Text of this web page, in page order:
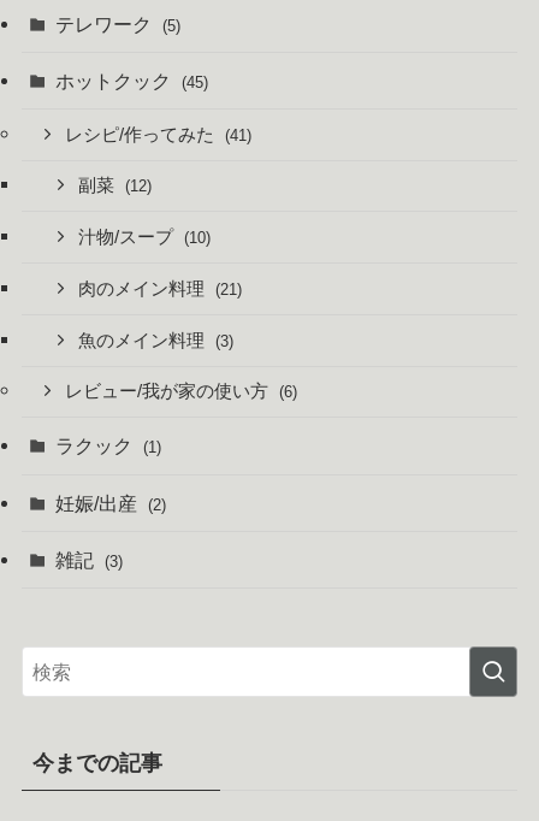
テレワーク (5)
ホットクック (45)
レシピ/作ってみた (41)
副菜 (12)
汁物/スープ (10)
肉のメイン料理 (21)
魚のメイン料理 (3)
レビュー/我が家の使い方 (6)
ラクック (1)
妊娠/出産 (2)
雑記 (3)
今までの記事